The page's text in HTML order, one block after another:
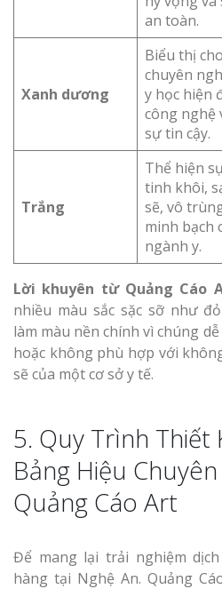
an toàn.
Xanh dương
Biểu thị
chuyên
y học hiện
công nghệ
sự tin cậy.
Trắng
Thể hiện
tinh khôi,
sẽ, vô
minh bạch
ngành y.
Lời khuyên từ Quảng Cáo
nhiều màu sắc sặc sỡ như
làm màu nền chính vì chúng
hoặc không phù hợp với
sẽ của một cơ sở y tế.
5. Quy Trình Thiết
Bảng Hiệu
Quảng Cáo Art
Để mang lại trải nghiệm
hàng tại Nghệ An. Quảng